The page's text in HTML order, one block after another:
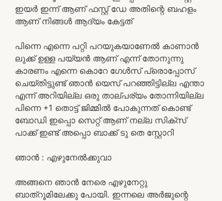
ഇയർ ഇന്ന് ആണ് ഫസ്റ്റ് ഡേ അതിന്റെ ബഹളം
ആണ് നിങ്ങൾ ആദ്യം കേട്ടത്
പിന്നെ എന്നെ പറ്റി പറയുകയാണേൽ കാണാൻ
ലുക്ക്‌ ഉള്ള പയ്യൻ ആണ് എന്ന് തോനുന്നു
കാരണം എന്നെ കൊറേ ഗേൾസ് പ്രൊപ്പോസ്
ചെയ്തിട്ടുണ്ട് ഞാൻ യെസ് പറഞ്ഞിട്ടില്ല എന്താ
എന്ന് അറിയില്ല ഒരു താല്പര്യം തോന്നിയില്ല
പിന്നെ +1 തൊട്ട് ജിമ്മിൽ പോകുന്നത് കൊണ്ട്
ബോഡി ഇപ്പൊ സെറ്റ് ആണ് നല്ല സിക്സ്
പാക്ക് ഇണ്ട് അപ്പൊ ബാക്ക് ടു തെ സ്റ്റോറി
ഞാൻ : എഴുനേൽക്കുവാ
അങ്ങനെ ഞാൻ നേരെ എഴുനേറ്റു
ബാത്‌റൂമിലേക്കു പോയി. ഇന്നലെ അർജുന്റെ